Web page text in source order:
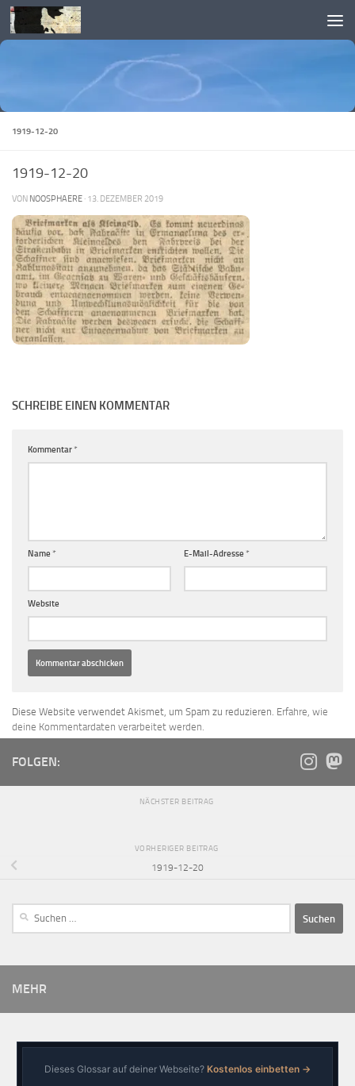
Skip to content
1919-12-20
1919-12-20
VON NOOSPHAERE · 13. DEZEMBER 2019
SCHREIBE EINEN KOMMENTAR
Kommentar*
Name * E-Mail-Adresse *
Website
Diese Website verwendet Akismet, um Spam zu reduzieren. Erfahre, wie
deine Kommentardaten verarbeitet werden.
FOLGEN:
NÄCHSTER BEITRAG
VORHERIGER BEITRAG
1919-12-20
MEHR